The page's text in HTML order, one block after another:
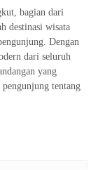
bagian dari
destinasi wisata
Dengan
dari seluruh
yang
tentang